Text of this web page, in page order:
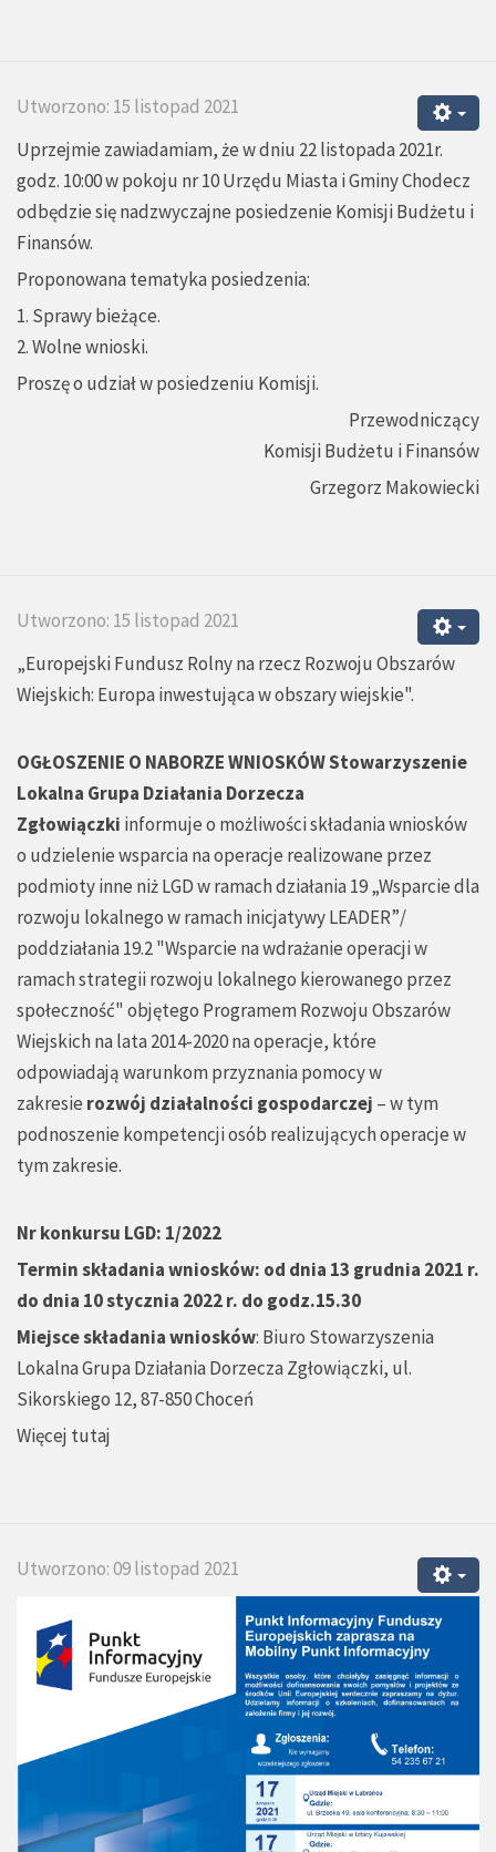
Utworzono: 15 listopad 2021
Uprzejmie zawiadamiam, że w dniu 22 listopada 2021r.
godz. 10:00 w pokoju nr 10 Urzędu Miasta i Gminy Chodecz
odbędzie się nadzwyczajne posiedzenie Komisji Budżetu i
Finansów.
Proponowana tematyka posiedzenia:
1. Sprawy bieżące.
2. Wolne wnioski.
Proszę o udział w posiedzeniu Komisji.
Przewodniczący
Komisji Budżetu i Finansów
Grzegorz Makowiecki
Utworzono: 15 listopad 2021
„Europejski Fundusz Rolny na rzecz Rozwoju Obszarów
Wiejskich: Europa inwestująca w obszary wiejskie".
OGŁOSZENIE O NABORZE WNIOSKÓWStowarzyszenie
Lokalna Grupa Działania Dorzecza
Zgłowiączki informuje o możliwości składania wniosków
o udzielenie wsparcia na operacje realizowane przez
podmioty inne niż LGD w ramach działania 19 „Wsparcie dla
rozwoju lokalnego w ramach inicjatywy LEADER”/
poddziałania 19.2 "Wsparcie na wdrażanie operacji w
ramach strategii rozwoju lokalnego kierowanego przez
społeczność" objętego Programem Rozwoju Obszarów
Wiejskich na lata 2014-2020 na operacje, które
odpowiadają warunkom przyznania pomocy w
zakresie rozwój działalności gospodarczej – w tym
podnoszenie kompetencji osób realizujących operacje w
tym zakresie.
Nr konkursu LGD: 1/2022
Termin składania wniosków: od dnia 13 grudnia 2021 r.
do dnia 10 stycznia 2022 r. do godz.15.30
Miejsce składania wniosków: Biuro Stowarzyszenia
Lokalna Grupa Działania Dorzecza Zgłowiączki, ul.
Sikorskiego 12, 87-850 Choceń
Więcej tutaj
Utworzono: 09 listopad 2021